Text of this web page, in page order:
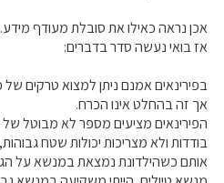
אכן נראה כאילו את סובלת מעודף
אז בואי נעשה סדר בדברים:
בפירינאים אמנם ניתן למצוא טרקים של
אך זה בהחלט אינו הכרח.
הפירינאים מציעים מספר לא מבוטל
בודדות ולא מצריכות יכולות שטח
אותם כשהילדונת נמצאת במנשא על